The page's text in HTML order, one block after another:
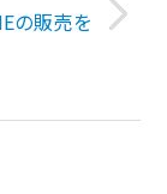
の販売を